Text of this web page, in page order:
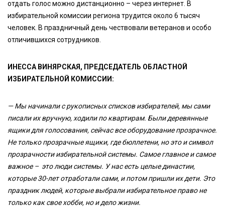
отдать голос можно дистанционно – через интернет. В
избирательной комиссии региона трудится около 6 тысяч
человек. В праздничный день чествовали ветеранов и особо
отличившихся сотрудников.
ИНЕССА ВИНЯРСКАЯ, ПРЕДСЕДАТЕЛЬ ОБЛАСТНОЙ
ИЗБИРАТЕЛЬНОЙ КОМИССИИ:
— Мы начинали с рукописных списков избирателей, мы сами
писали их вручную, ходили по квартирам. Были деревянные
ящики для голосования, сейчас все оборудование прозрачное.
Не только прозрачные ящики, где бюллетени, но это и символ
прозрачности избирательной системы. Самое главное и самое
важное – это люди системы. У нас есть целые династии,
которые 30-лет отработали сами, и потом пришли их дети. Это
праздник людей, которые выбрали избирательное право не
только как свое хобби, но и дело жизни.